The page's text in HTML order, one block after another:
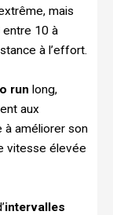
mais
entre 10 à
à l’effort.
run long,
aux
à améliorer son
vitesse élevée
intervalles